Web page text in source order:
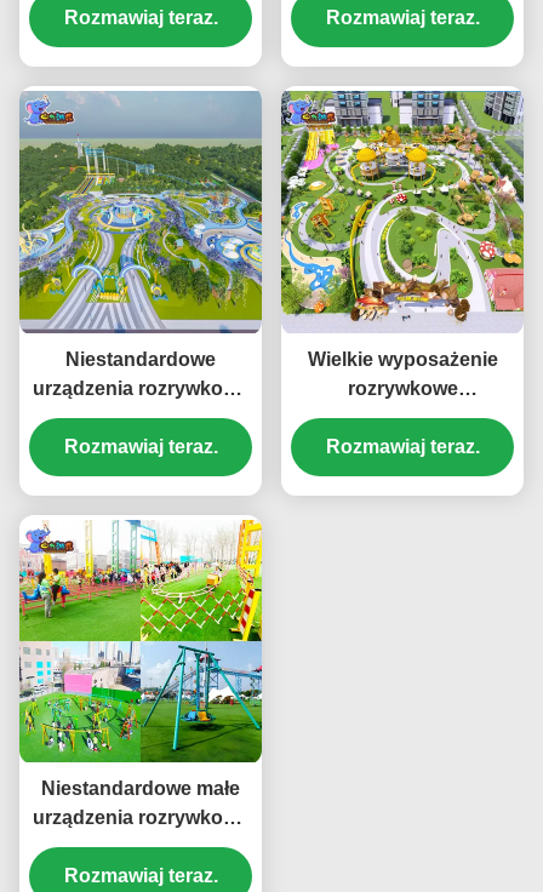
Rozmawiaj teraz.
duże urządzenia
rozrywkowe
Rozmawiaj teraz.
Niestandardowe
urządzenia rozrywkowe
tematyczne Duże
urządzenia rozrywkowe
Rozmawiaj teraz.
Wielkie wyposażenie
rozrywkowe
Wędrowania
nawierzchnia dla dzieci
Rozmawiaj teraz.
Niestandardowe małe
urządzenia rozrywkowe
sprzęt rozrywkowy
Rozmawiaj teraz.